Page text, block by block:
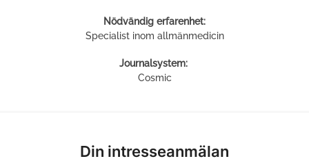
Nödvändig erfarenhet:
Specialist inom allmänmedicin
Journalsystem:
Cosmic
Din intresseanmälan